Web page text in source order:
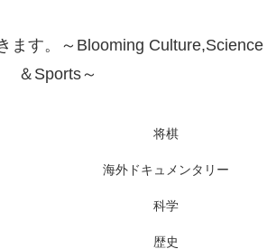
ます。～Blooming Culture,Science
＆Sports～
将棋
海外ドキュメンタリー
科学
歴史